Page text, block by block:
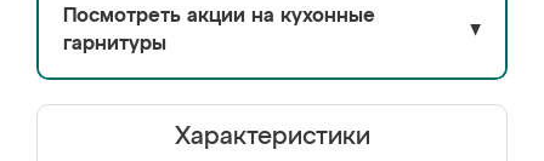
Посмотреть акции на кухонные
гарнитуры
▼
Характеристики